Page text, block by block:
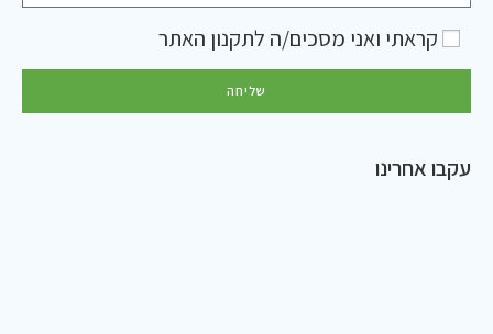
קראתי ואני מסכים/ה לתקנון האתר
שליחה
עקבו אחרינו